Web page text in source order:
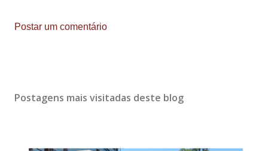
Postar um comentário
Postagens mais visitadas deste blog